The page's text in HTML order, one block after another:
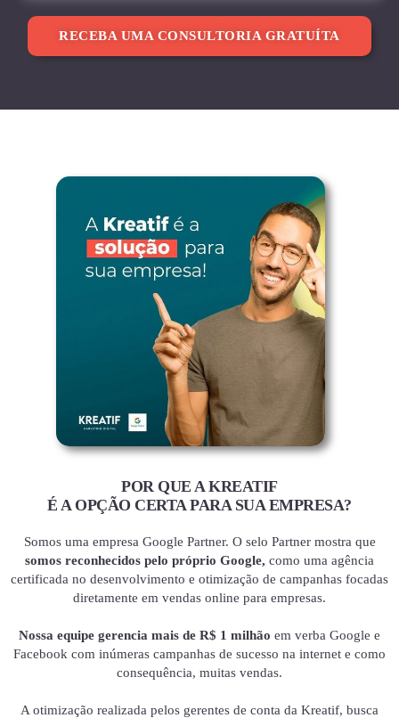
RECEBA UMA CONSULTORIA GRATUÍTA
POR QUE A KREATIF
É A OPÇÃO CERTA PARA SUA EMPRESA?
Somos uma empresa Google Partner. O selo Partner mostra que
somos reconhecidos pelo próprio Google, como uma agência
certificada no desenvolvimento e otimização de campanhas focadas
diretamente em vendas online para empresas.
Nossa equipe gerencia mais de R$ 1 milhão em verba Google e
Facebook com inúmeras campanhas de sucesso na internet e como
consequência, muitas vendas.
A otimização realizada pelos gerentes de conta da Kreatif, busca